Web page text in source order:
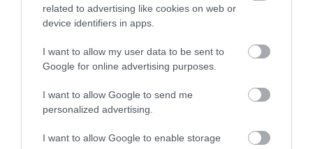
related to advertising like cookies on web or
device identifiers in apps.
I want to allow my user data to be sent to
Google for online advertising purposes.
I want to allow Google to send me
personalized advertising.
I want to allow Google to enable storage
Εκδήλωση
ενδιαφέροντος